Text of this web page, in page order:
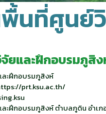
นที่ศูนย์
ยและฝึกอบรมภูสิ
ะฝึกอบรมภูสิงห์
prt.ksu.ac.th/
ะฝึกอบรมภูสิงห์ ตำบลภูดิน อำเภ